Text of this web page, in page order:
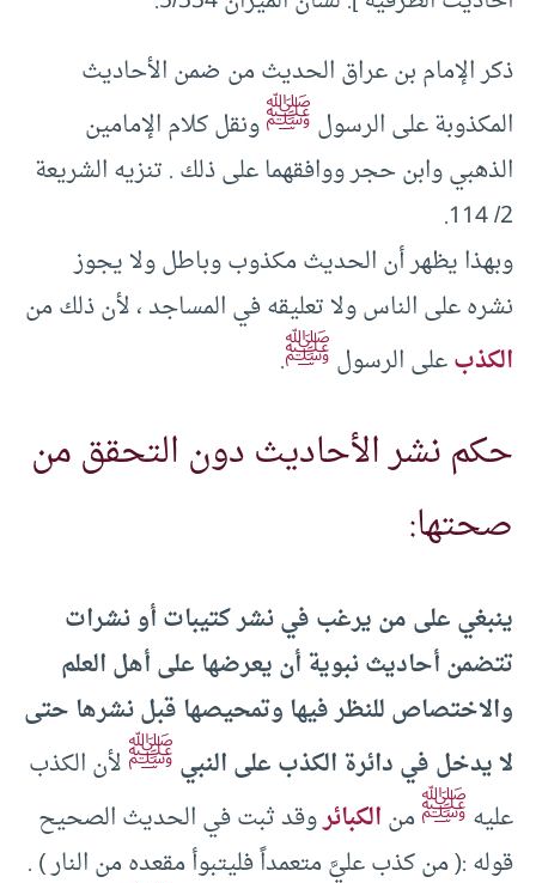
ذكر الإمام بن عراق الحديث من ضمن الأحاديث
المكذوبة على الرسولﷺونقل كلام الإمامين
الذهبي وابن حجر ووافقهما على ذلك . تنزيه الشريعة
2/ 114.
وبهذا يظهر أن الحديث مكذوب وباطل ولا يجوز
نشره على الناس ولا تعليقه في المساجد ، لأن ذلك من
الكذبعلى الرسولﷺ.
حكم نشر الأحاديث دون التحقق من
صحتها:
ينبغي على من يرغب في نشر كتيبات أو نشرات
تتضمن أحاديث نبوية أن يعرضها على أهل العلم
والاختصاص للنظر فيها وتمحيصها قبل نشرها حتى
لا يدخل في دائرة الكذب على النبيﷺلأن الكذب
عليهﷺمنالكبائروقد ثبت في الحديث الصحيح
قوله :( من كذب عليَّ متعمداً فليتبوأ مقعده من النار ) .